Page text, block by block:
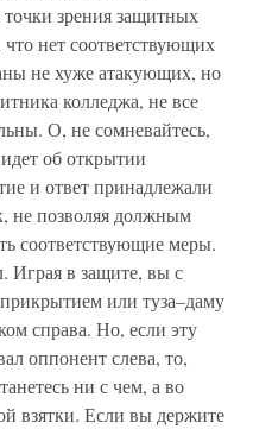
зрения защитных
нет соответствующих
не хуже атакующих, но
колледжа, не все
О, не сомневайтесь,
об открытии
и ответ принадлежали
не позволяя должным
соответствующие меры.
Играя в защите, вы с
или туза–даму
справа. Но, если эту
оппонент слева, то,
ни с чем, а во
взятки. Если вы держите